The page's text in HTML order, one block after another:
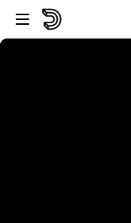
Pular para o player
Ir para o conteúdo